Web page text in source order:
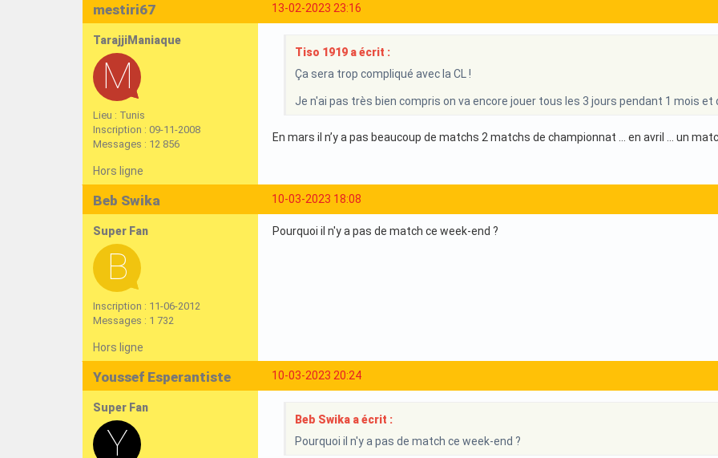
13-02-2023 23:16
mestiri67
TarajjiManiaque
Lieu : Tunis
Inscription : 09-11-2008
Messages : 12 856
Tiso 1919 a écrit :
Ça sera trop compliqué avec la CL !
Je n'ai pas très bien compris on va encore jouer tous les 3 jours pendant 1 mois et
En mars il n’y a pas beaucoup de matchs 2 matchs de championnat … en avril … un
Hors ligne
10-03-2023 18:08
Beb Swika
Super Fan
Inscription : 11-06-2012
Messages : 1 732
Pourquoi il n'y a pas de match ce week-end ?
Hors ligne
10-03-2023 20:24
Youssef Esperantiste
Super Fan
Beb Swika a écrit :
Pourquoi il n'y a pas de match ce week-end ?